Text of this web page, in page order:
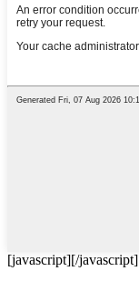
[javascript][/javascript]